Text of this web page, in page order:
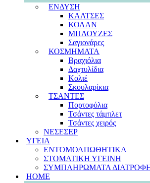
ΕΝΔΥΣΗ
ΚΑΛΤΣΕΣ
ΚΟΛΑΝ
ΜΠΛΟΥΖΕΣ
Σαγιονάρες
ΚΟΣΜΗΜΑΤΑ
Βραχιόλια
Δαχτυλίδια
Κολιέ
Σκουλαρίκια
ΤΣΑΝΤΕΣ
Πορτοφόλια
Τσάντες τάμπλετ
Τσάντες χειρός
ΝΕΣΕΣΕΡ
ΥΓΕΙΑ
ΕΝΤΟΜΟΑΠΩΘΗΤΙΚΑ
ΣΤΟΜΑΤΙΚΗ ΥΓΕΙΝΗ
ΣΥΜΠΛΗΡΩΜΑΤΑ
HOME